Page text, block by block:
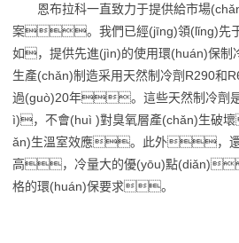
恩布拉科一直致力于提供給市場
案。我們已經(jīng)領(lǐng)
如，提供先進(jìn)的使用環(huán)保制
生產(chǎn)制造采用天然制冷劑R290和
過(guò)20年。這些天然制冷劑是
ì)，不會(huì )對臭氧層產(chǎn)生破
ǎn)生溫室效應。此外，
高，冷量大的優(yōu)點
格的環(huán)保要求。